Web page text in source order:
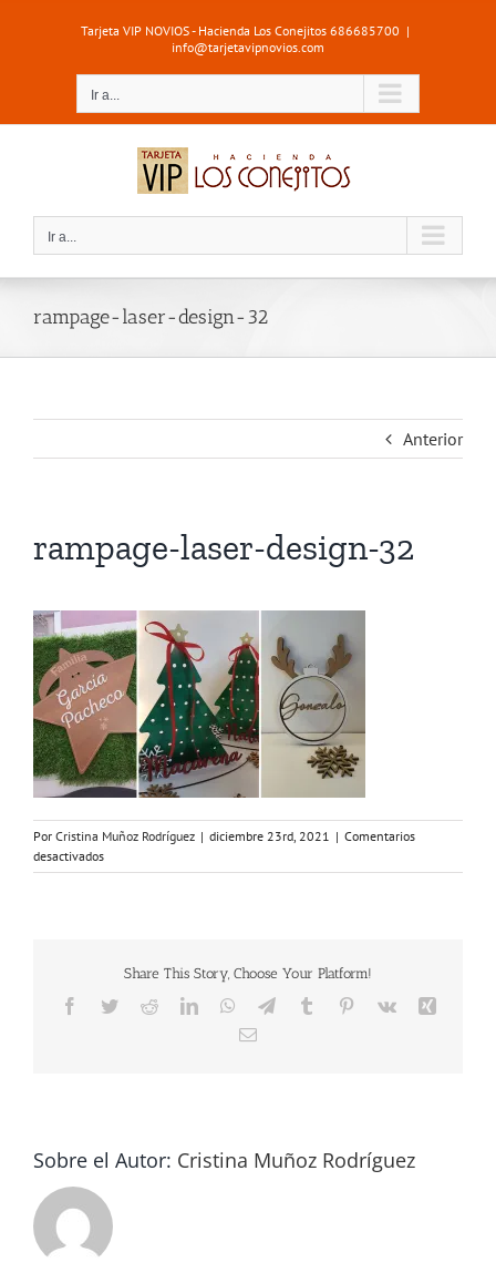
Tarjeta VIP NOVIOS - Hacienda Los Conejitos 686685700 |
info@tarjetavipnovios.com
Ir a...
Ir a...
rampage-laser-design-32
Anterior
rampage-laser-design-32
Por Cristina Muñoz Rodríguez | diciembre 23rd, 2021 | Comentarios
desactivadosen
rampage-
Share This Story, Choose Your Platform!
Facebook
TwitterRedditLinkedInWhatsApp
TelegramTumblr Pinterest
Vk
Correo
Sobre el Autor: Cristina Muñoz Rodríguez